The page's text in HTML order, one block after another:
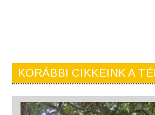
KORÁBBI CIKKEINK A